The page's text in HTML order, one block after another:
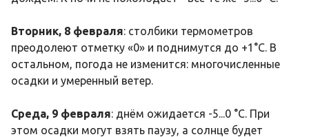
Вторник, 8 февраля: столбики термометров
преодолеют отметку «0» и поднимутся до +1°C. В
остальном, погода не изменится: многочисленные
осадки и умеренный ветер.
Среда, 9 февраля: днём ожидается -5...0 °C. При
этом осадки могут взять паузу, а солнце будет